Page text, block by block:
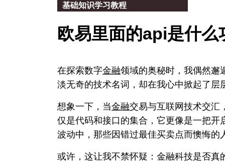
基础知识学习教程
欧易里面的api是什
在探索数字金融领域的奥秘时，我偶然
淡无奇的技术名词，却在我心中掀起了层
想象一下，当金融交易与互联网技术交汇
仅是代码和接口的集合，它更像是一把
波动中，那些因错过最佳买卖点而懊悔的
或许，这让我不禁怀疑：金融科技是否真